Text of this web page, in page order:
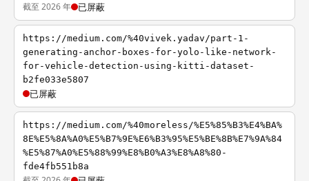
截至 2026 年 已屏蔽
https://medium.com/%40vivek.yadav/part-1-
generating-anchor-boxes-for-yolo-like-network-
for-vehicle-detection-using-kitti-dataset-
b2fe033e5807
已屏蔽
https://medium.com/%40moreless/%E5%85%B3%E4%BA%
8E%E5%8A%A0%E5%B7%9E%E6%B3%95%E5%BE%8B%E7%9A%84
%E5%87%A0%E5%88%99%E8%B0%A3%E8%A8%80-
fde4fb551b8a